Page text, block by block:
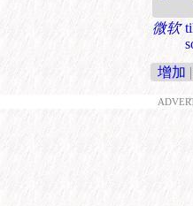
微软
增加 |